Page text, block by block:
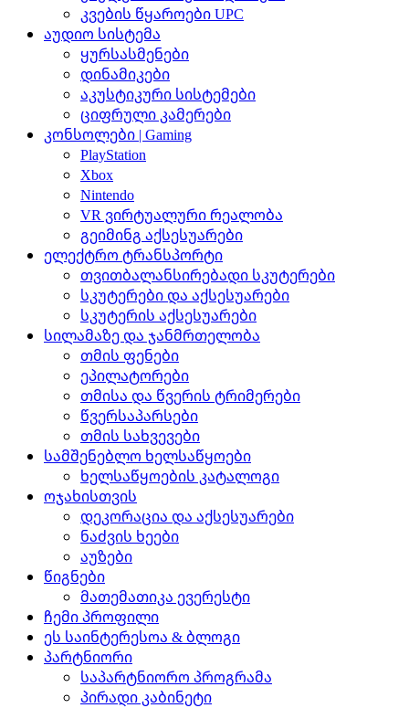
კვების წყაროები UPC
აუდიო სისტემა
ყურსასმენები
დინამიკები
აკუსტიკური სისტემები
ციფრული კამერები
კონსოლები | Gaming
PlayStation
Xbox
Nintendo
VR ვირტუალური რეალობა
გეიმინგ აქსესუარები
ელექტრო ტრანსპორტი
თვითბალანსირებადი სკუტერები
სკუტერები და აქსესუარები
სკუტერის აქსესუარები
სილამაზე და ჯანმრთელობა
თმის ფენები
ეპილატორები
თმისა და წვერის ტრიმერები
წვერსაპარსები
თმის სახვევები
სამშენებლო ხელსაწყოები
ხელსაწყოების კატალოგი
ოჯახისთვის
დეკორაცია და აქსესუარები
ნაძვის ხეები
აუზები
წიგნები
მათემათიკა ევერესტი
ჩემი პროფილი
ეს საინტერესოა & ბლოგი
პარტნიორი
საპარტნიორო პროგრამა
პირადი კაბინეტი